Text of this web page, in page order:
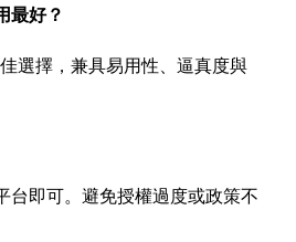
最好？
選擇，兼具易用性、逼真度與
台即可。避免授權過度或政策不